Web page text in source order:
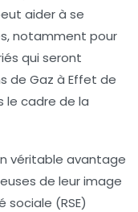
aider à se
notamment pour
qui seront
de Gaz à Effet de
le cadre de la
véritable avantage
de leur image
(RSE)